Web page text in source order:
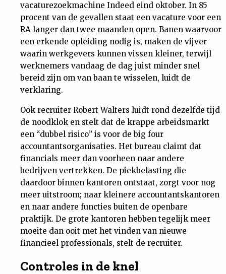
vacaturezoekmachine Indeed eind oktober. In 85
procent van de gevallen staat een vacature voor een
RA langer dan twee maanden open. Banen waarvoor
een erkende opleiding nodig is, maken de vijver
waarin werkgevers kunnen vissen kleiner, terwijl
werknemers vandaag de dag juist minder snel
bereid zijn om van baan te wisselen, luidt de
verklaring.
Ook recruiter Robert Walters luidt rond dezelfde tijd
de noodklok en stelt dat de krappe arbeidsmarkt
een “dubbel risico” is voor de big four
accountantsorganisaties. Het bureau claimt dat
financials meer dan voorheen naar andere
bedrijven vertrekken. De piekbelasting die
daardoor binnen kantoren ontstaat, zorgt voor nog
meer uitstroom; naar kleinere accountantskantoren
en naar andere functies buiten de openbare
praktijk. De grote kantoren hebben tegelijk meer
moeite dan ooit met het vinden van nieuwe
financieel professionals, stelt de recruiter.
Controles in de knel